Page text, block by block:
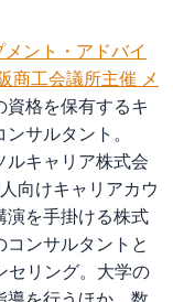
ント・アドバイ
商工会議所主催 メ
資格を保有するキ
サルタント。
ルキャリア株式会
向けキャリアカウ
演を手掛ける株式
ンサルタントと
セリング。大学の